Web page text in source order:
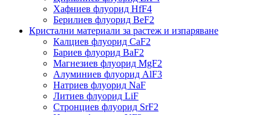
Хафниев флуорид HfF4
Берилиев флуорид BeF2
Кристални материали за растеж и изпаряване
Калциев флуорид CaF2
Бариев флуорид BaF2
Магнезиев флуорид MgF2
Алуминиев флуорид AlF3
Натриев флуорид NaF
Литиев флуорид LiF
Стронциев флуорид SrF2